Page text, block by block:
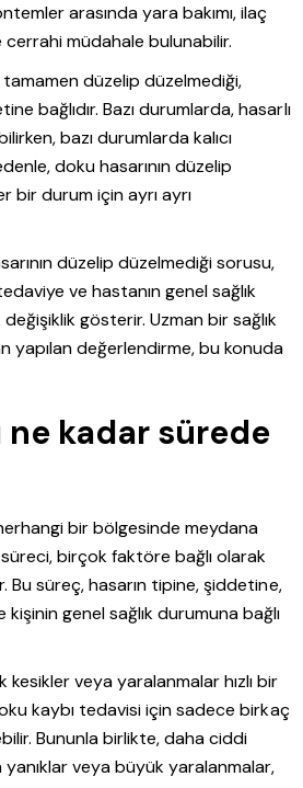
arasında yara bakımı, ilaç
müdahale bulunabilir.
tamamen düzelip düzelmediği,
bağlıdır. Bazı durumlarda, hasarlı
bazı durumlarda kalıcı
doku hasarının düzelip
bir durum için ayrı ayrı
düzelip düzelmediği sorusu,
ve hastanın genel sağlık
gösterir. Uzman bir sağlık
yapılan değerlendirme, bu konuda
ne kadar sürede
bir bölgesinde meydana
birçok faktöre bağlı olarak
Bu süreç, hasarın tipine, şiddetine,
genel sağlık durumuna bağlı
kesikler veya yaralanmalar hızlı bir
kaybı tedavisi için sadece birkaç
Bununla birlikte, daha ciddi
veya büyük yaralanmalar,